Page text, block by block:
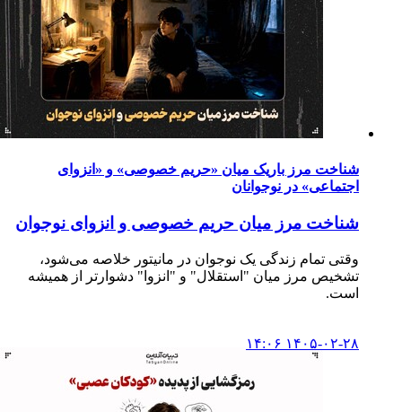
شناخت مرز باریک میان «حریم خصوصی» و «انزوای
اجتماعی» در نوجوانان
شناخت مرز میان حریم خصوصی و انزوای نوجوان
وقتی تمام زندگی یک نوجوان در مانیتور خلاصه می‌شود،
تشخیص مرز میان "استقلال" و "انزوا" دشوارتر از همیشه
است.
۱۴۰۵-۰۲-۲۸ ۱۴:۰۶